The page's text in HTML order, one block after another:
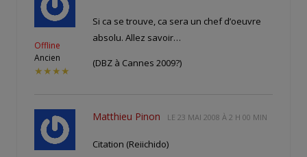
Offline
Ancien
★★★★
Si ca se trouve, ca sera un chef d’oeuvre
absolu. Allez savoir…
(DBZ à Cannes 2009?)
Matthieu Pinon LE 23 MAI 2008 À 2 H 00 MIN
Citation (Reiichido)